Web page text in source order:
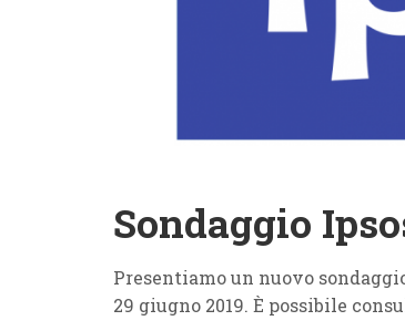
Sondaggio
Presentiamo un nuovo
29 giugno 2019. È possibile